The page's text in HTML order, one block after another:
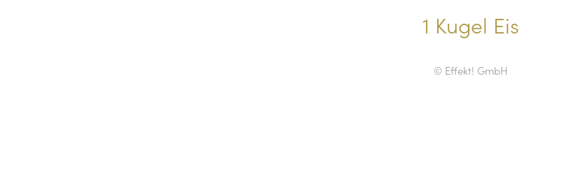
1 Kugel Eis
© Effekt! GmbH